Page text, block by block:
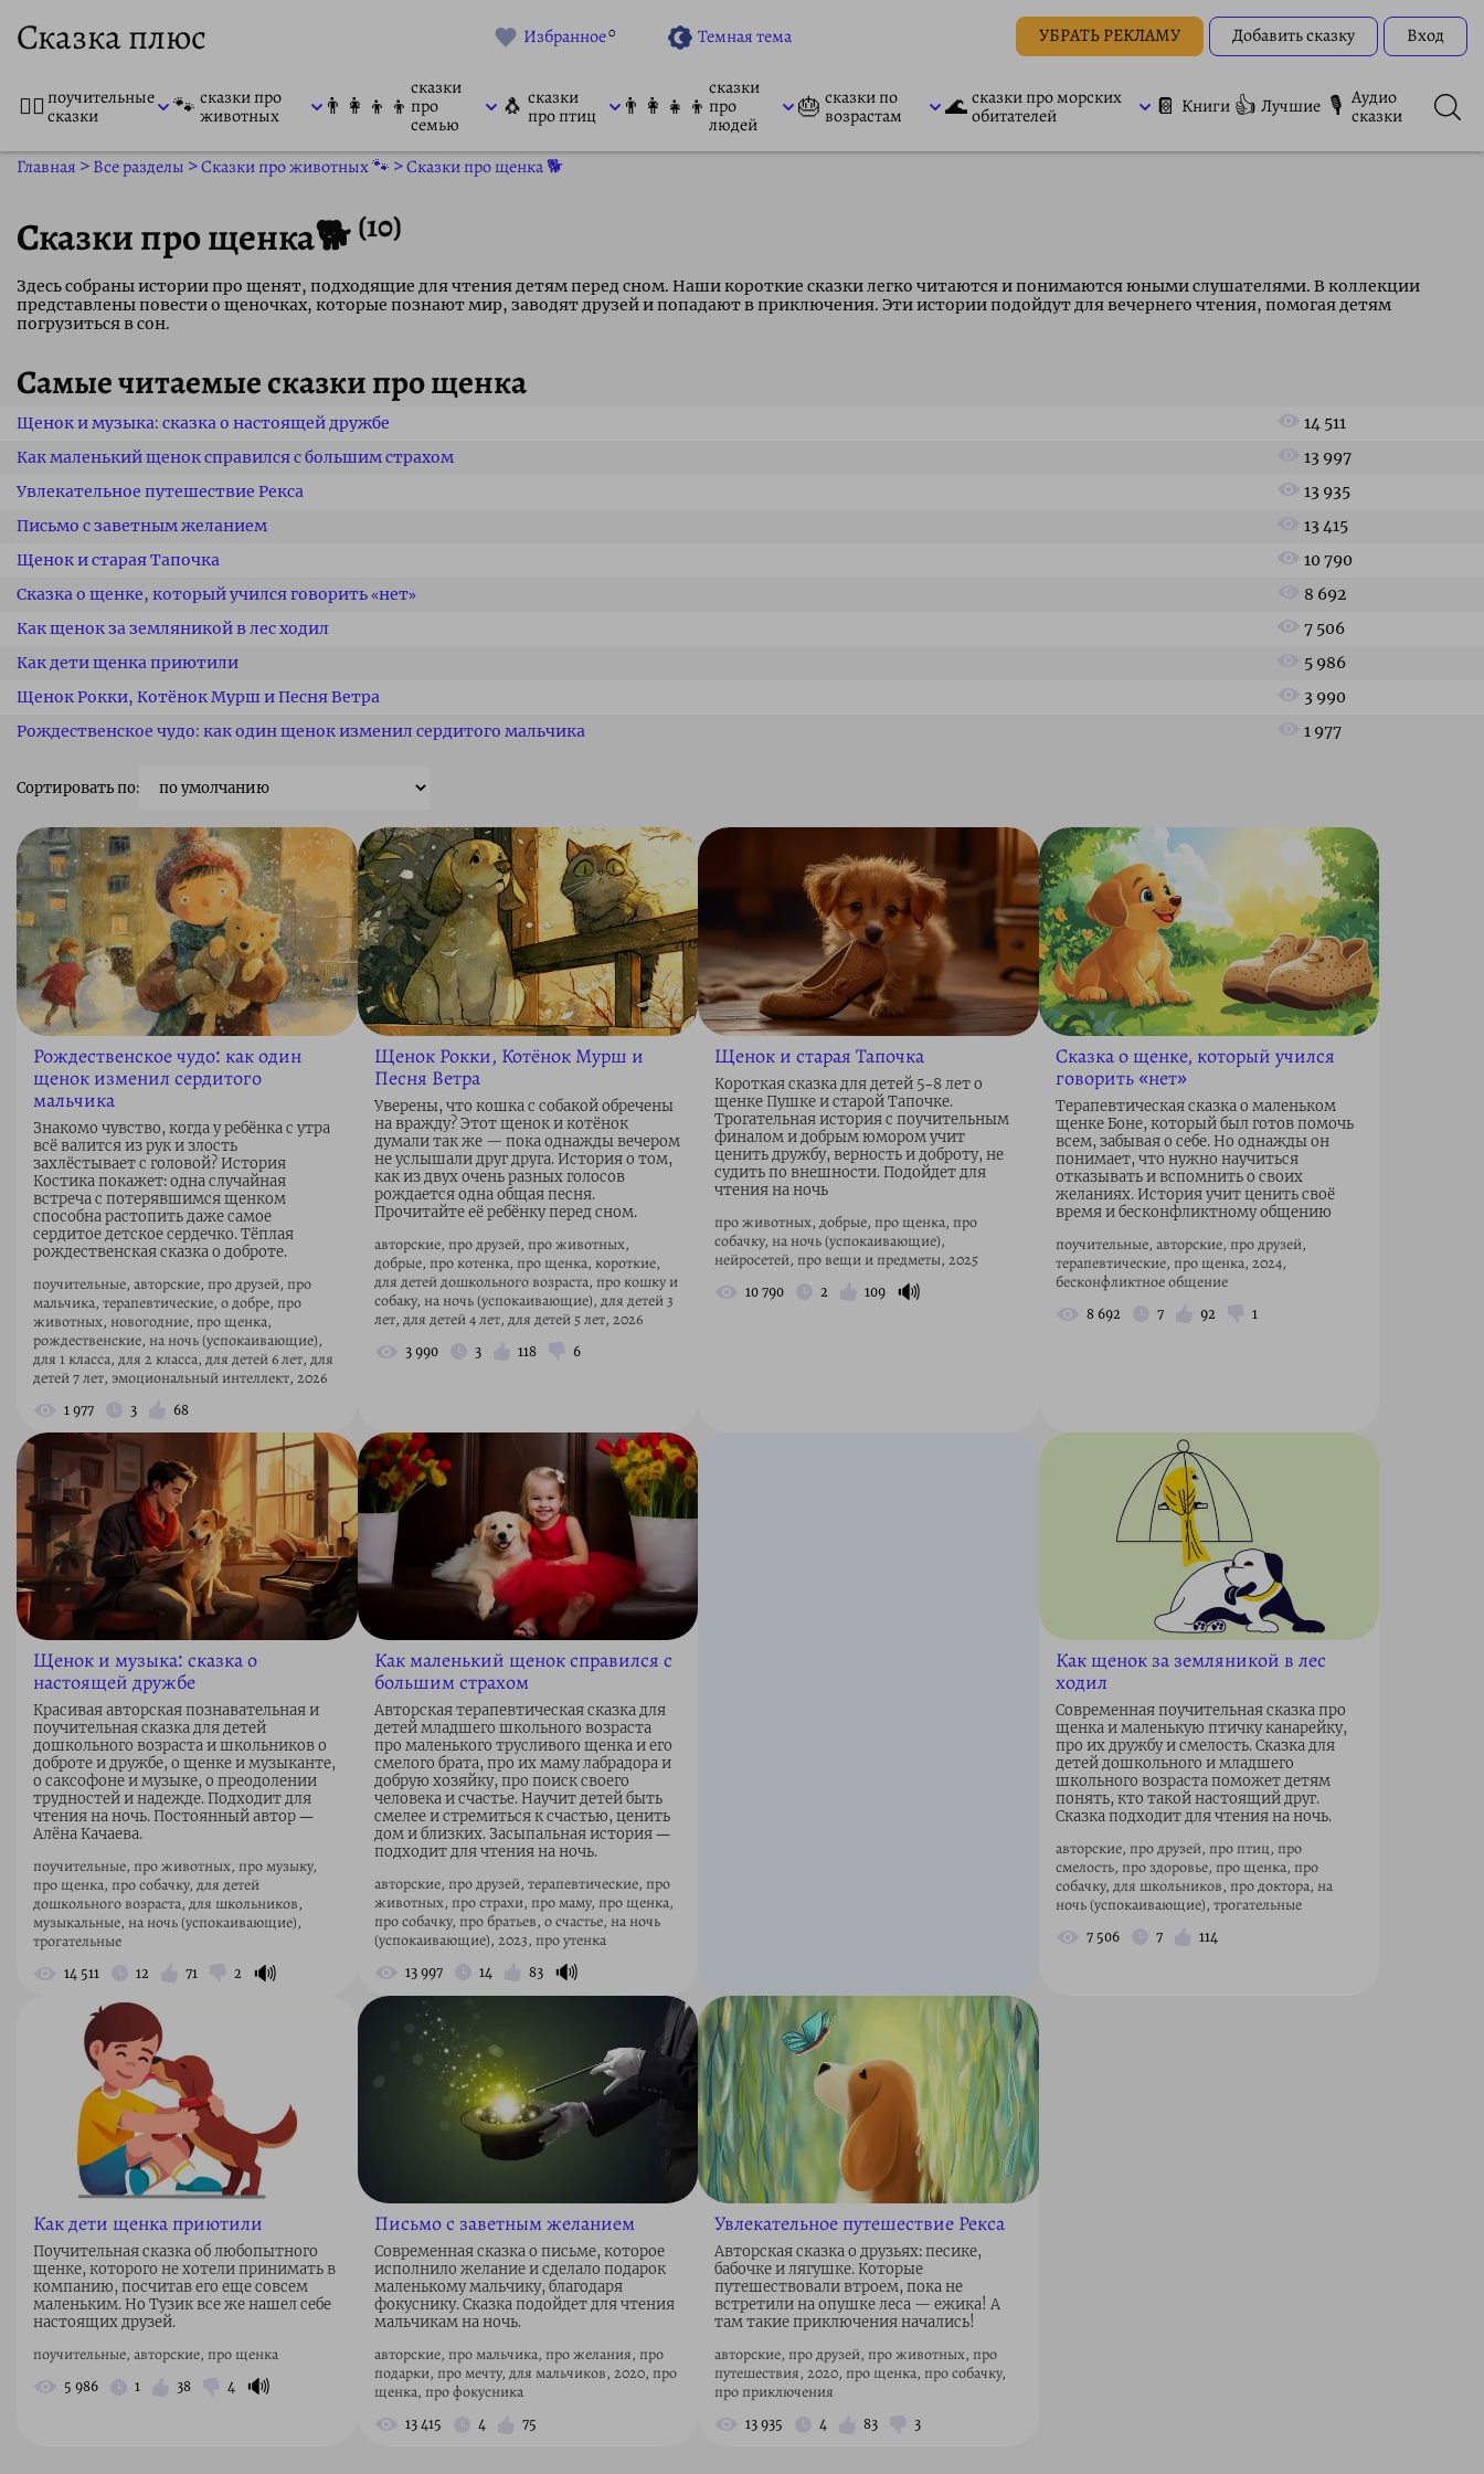
Сказка плюс Избранное0 Темная тема УБРАТЬ РЕКЛАМУ Добавить сказку Вход
👨‍⚕️поучительные
сказки 🐾 сказки про
животных 👨‍👩‍👦‍👦
сказки
про
семью
🐧 сказки
про птиц 👨‍👩‍👧‍👦
сказки
про
людей
🎂 сказки по
возрастам 🌊сказки про морских
обитателей 📔 Книги 👍 Лучшие 🎙 Аудио
сказки
Главная >Все разделы >Сказки про животных 🐾 >Сказки про щенка 🐕
Сказки про щенка🐕(10)
Здесь собраны истории про щенят, подходящие для чтения детям перед сном. Наши короткие сказки легко читаются и понимаются юными слушателями. В коллекции
представлены повести о щеночках, которые познают мир, заводят друзей и попадают в приключения. Эти истории подойдут для вечернего чтения, помогая детям
погрузиться в сон.
Самые читаемые сказки про щенка
Щенок и музыка: сказка о настоящей дружбе
14 511
Как маленький щенок справился с большим страхом
13 997
Увлекательное путешествие Рекса
13 935
Письмо с заветным желанием
13 415
Щенок и старая Тапочка
10 790
Сказка о щенке, который учился говорить «нет»
8 692
Как щенок за земляникой в лес ходил
7 506
Как дети щенка приютили
5 986
Щенок Рокки, Котёнок Мурш и Песня Ветра
3 990
Рождественское чудо: как один щенок изменил сердитого мальчика
1 977
Сортировать по:
Рождественское чудо: как один
щенок изменил сердитого
мальчика
Знакомо чувство, когда у ребёнка с утра
всё валится из рук и злость
захлёстывает с головой? История
Костика покажет: одна случайная
встреча с потерявшимся щенком
способна растопить даже самое
сердитое детское сердечко. Тёплая
рождественская сказка о доброте.
поучительные, авторские, про друзей, про
мальчика, терапевтические, о добре, про
животных, новогодние, про щенка,
рождественские, на ночь (успокаивающие),
для 1 класса, для 2 класса, для детей 6 лет, для
детей 7 лет, эмоциональный интеллект, 2026
1 977 3 68
Щенок Рокки, Котёнок Мурш и
Песня Ветра
Уверены, что кошка с собакой обречены
на вражду? Этот щенок и котёнок
думали так же — пока однажды вечером
не услышали друг друга. История о том,
как из двух очень разных голосов
рождается одна общая песня.
Прочитайте её ребёнку перед сном.
авторские, про друзей, про животных,
добрые, про котенка, про щенка, короткие,
для детей дошкольного возраста, про кошку и
собаку, на ночь (успокаивающие), для детей 3
лет, для детей 4 лет, для детей 5 лет, 2026
3 990 3 118 6
Щенок и старая Тапочка
Короткая сказка для детей 5–8 лет о
щенке Пушке и старой Тапочке.
Трогательная история с поучительным
финалом и добрым юмором учит
ценить дружбу, верность и доброту, не
судить по внешности. Подойдет для
чтения на ночь
про животных, добрые, про щенка, про
собачку, на ночь (успокаивающие),
нейросетей, про вещи и предметы, 2025
10 790 2 109 🔊
Сказка о щенке, который учился
говорить «нет»
Терапевтическая сказка о маленьком
щенке Боне, который был готов помочь
всем, забывая о себе. Но однажды он
понимает, что нужно научиться
отказывать и вспомнить о своих
желаниях. История учит ценить своё
время и бесконфликтному общению
поучительные, авторские, про друзей,
терапевтические, про щенка, 2024,
бесконфликтное общение
8 692 7 92 1
Щенок и музыка: сказка о
настоящей дружбе
Красивая авторская познавательная и
поучительная сказка для детей
дошкольного возраста и школьников о
доброте и дружбе, о щенке и музыканте,
о саксофоне и музыке, о преодолении
трудностей и надежде. Подходит для
чтения на ночь. Постоянный автор ―
Алёна Качаева.
поучительные, про животных, про музыку,
про щенка, про собачку, для детей
дошкольного возраста, для школьников,
музыкальные, на ночь (успокаивающие),
трогательные
14 511 12 71 2 🔊
Как маленький щенок справился с
большим страхом
Авторская терапевтическая сказка для
детей младшего школьного возраста
про маленького трусливого щенка и его
смелого брата, про их маму лабрадора и
добрую хозяйку, про поиск своего
человека и счастье. Научит детей быть
смелее и стремиться к счастью, ценить
дом и близких. Засыпальная история ―
подходит для чтения на ночь.
авторские, про друзей, терапевтические, про
животных, про страхи, про маму, про щенка,
про собачку, про братьев, о счастье, на ночь
(успокаивающие), 2023, про утенка
13 997 14 83 🔊
Как щенок за земляникой в лес
ходил
Современная поучительная сказка про
щенка и маленькую птичку канарейку,
про их дружбу и смелость. Сказка для
детей дошкольного и младшего
школьного возраста поможет детям
понять, кто такой настоящий друг.
Сказка подходит для чтения на ночь.
авторские, про друзей, про птиц, про
смелость, про здоровье, про щенка, про
собачку, для школьников, про доктора, на
ночь (успокаивающие), трогательные
7 506 7 114
Как дети щенка приютили
Поучительная сказка об любопытного
щенке, которого не хотели принимать в
компанию, посчитав его еще совсем
маленьким. Но Тузик все же нашел себе
настоящих друзей.
поучительные, авторские, про щенка
5 986 1 38 4 🔊
Письмо с заветным желанием
Современная сказка о письме, которое
исполнило желание и сделало подарок
маленькому мальчику, благодаря
фокуснику. Сказка подойдет для чтения
мальчикам на ночь.
авторские, про мальчика, про желания, про
подарки, про мечту, для мальчиков, 2020, про
щенка, про фокусника
13 415 4 75
Увлекательное путешествие Рекса
Авторская сказка о друзьях: песике,
бабочке и лягушке. Которые
путешествовали втроем, пока не
встретили на опушке леса — ежика! А
там такие приключения начались!
авторские, про друзей, про животных, про
путешествия, 2020, про щенка, про собачку,
про приключения
13 935 4 83 3